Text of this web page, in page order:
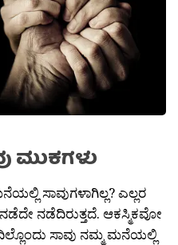
ಮುಕಗಳು
ಸಾವುಗಳಾಗಿಲ್ಲ? ಎಲ್ಲರ
ನಡೆದಿರುತ್ತದೆ. ಆಕಸ್ಮಿಕವೋ
ಸಾವು ನಮ್ಮ ಮನೆಯಲ್ಲಿ